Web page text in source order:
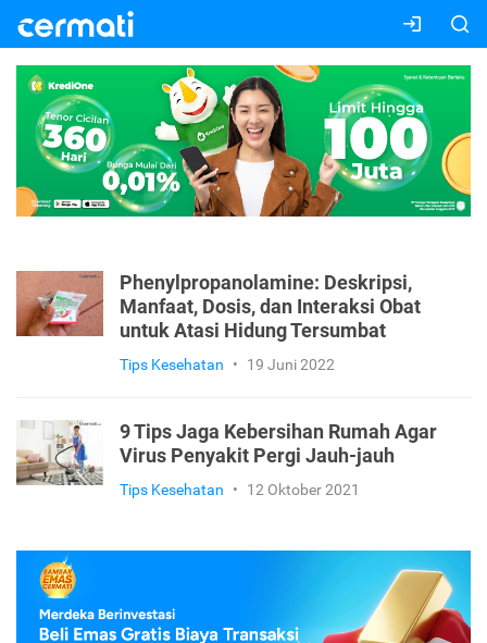
Phenylpropanolamine: Deskripsi,
Manfaat, Dosis, dan Interaksi Obat
untuk Atasi Hidung Tersumbat
Tips Kesehatan • 19 Juni 2022
9 Tips Jaga Kebersihan Rumah Agar
Virus Penyakit Pergi Jauh-jauh
Tips Kesehatan • 12 Oktober 2021